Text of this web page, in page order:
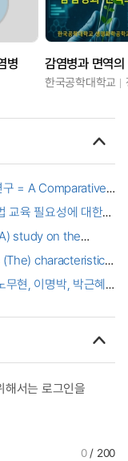
병 감염병과 면역
한국공학대학교
구 = A Comparative
교육 필요성에 대한
study on the
(The) characteristics
무현, 이명박, 박근혜
해서는 로그인을
0/ 200